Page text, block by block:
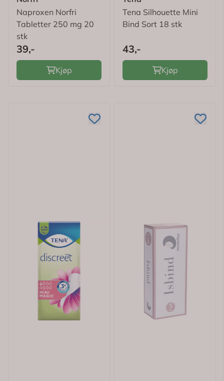
Naproxen Norfri
Tabletter 250 mg 20
stk
39,-
Kjøp
Tena Silhouette Mini
Bind Sort 18 stk
43,-
Kjøp